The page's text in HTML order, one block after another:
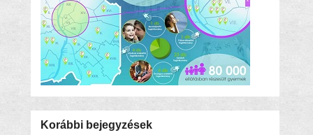
Korábbi bejegyzések